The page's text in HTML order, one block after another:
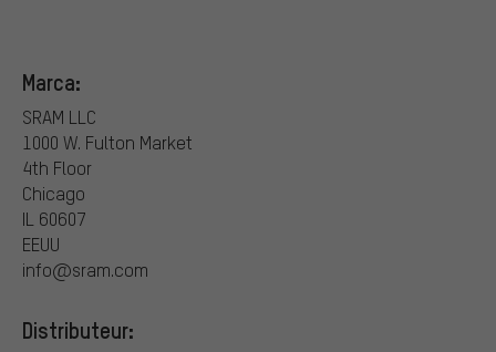
Marca:
SRAM LLC
1000 W. Fulton Market
4th Floor
Chicago
IL 60607
EEUU
info@sram.com
Distributeur: